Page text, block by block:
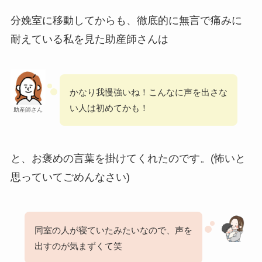
分娩室に移動してからも、徹底的に無言で痛みに
耐えている私を見た助産師さんは
助産師さん
かなり我慢強いね！こんなに声を出さな
い人は初めてかも！
と、お褒めの言葉を掛けてくれたのです。 (怖いと
思っていてごめんなさい)
同室の人が寝ていたみたいなので、声を
出すのが気まずくて笑